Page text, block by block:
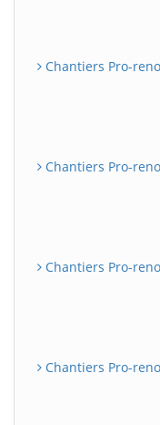
Chantiers Pro-
Chantiers Pro-
Chantiers Pro-
Chantiers Pro-